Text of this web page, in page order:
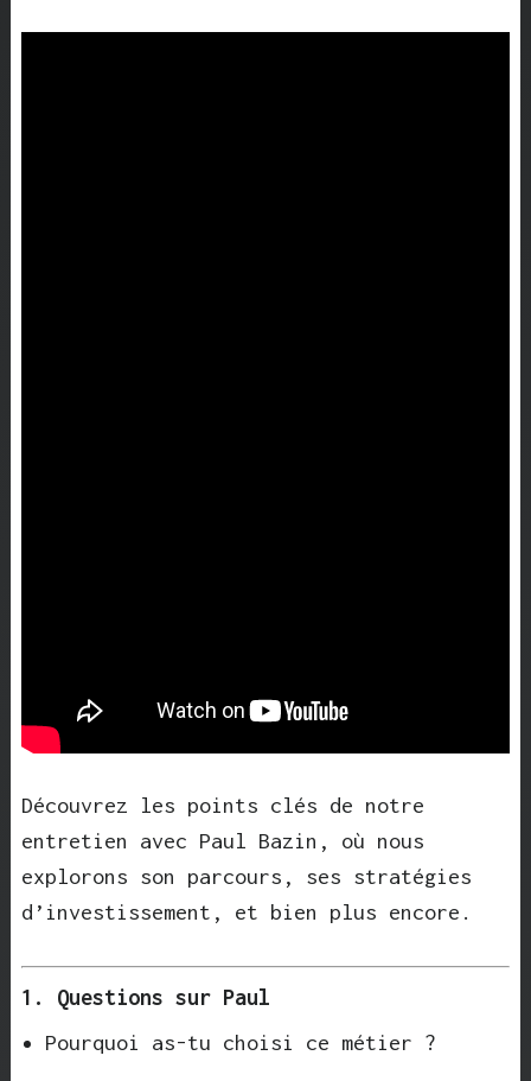
Découvrez les points clés de notre
entretien avec Paul Bazin, où nous
explorons son parcours, ses stratégies
d’investissement, et bien plus encore.
1. Questions sur Paul
Pourquoi as-tu choisi ce métier ?